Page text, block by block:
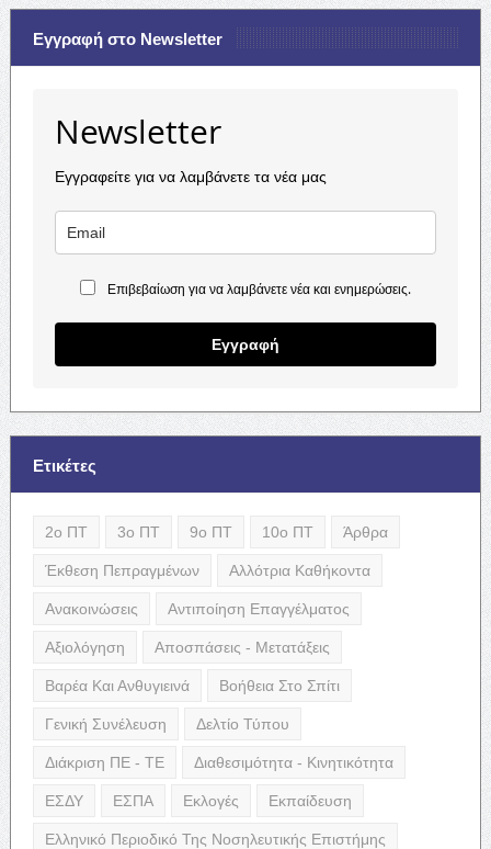
Εγγραφή στο Newsletter
Newsletter
Εγγραφείτε για να λαμβάνετε τα νέα μας
Επιβεβαίωση για να λαμβάνετε νέα και ενημερώσεις.
Εγγραφή
Ετικέτες
2ο ΠΤ 3ο ΠΤ 9ο ΠΤ 10ο ΠΤ Άρθρα
Έκθεση Πεπραγμένων Αλλότρια Καθήκοντα
Ανακοινώσεις Αντιποίηση Επαγγέλματος
Αξιολόγηση Αποσπάσεις - Μετατάξεις
Βαρέα Και Ανθυγιεινά Βοήθεια Στο Σπίτι
Γενική Συνέλευση Δελτίο Τύπου
Διάκριση ΠΕ - ΤΕ Διαθεσιμότητα - Κινητικότητα
ΕΣΔΥ ΕΣΠΑ Εκλογές Εκπαίδευση
Ελληνικό Περιοδικό Της Νοσηλευτικής Επιστήμης